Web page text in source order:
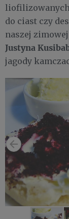
do ciast czy
naszej
Justyna
jagody